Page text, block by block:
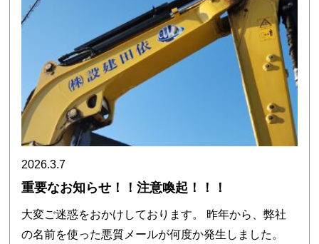
2026.3.7
重要なお知らせ！！注意喚起！！！
大変ご迷惑をおかけしております。 昨年から、弊社
の名前を使った悪質メールが何度か発生しました。